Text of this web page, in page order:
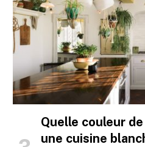
Quelle couleur
une cuisine